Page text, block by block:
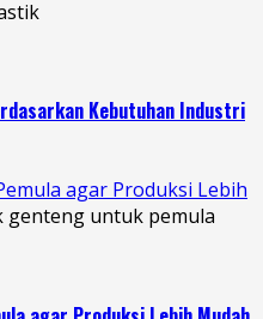
Kebutuhan Industri
agar Produksi Lebih